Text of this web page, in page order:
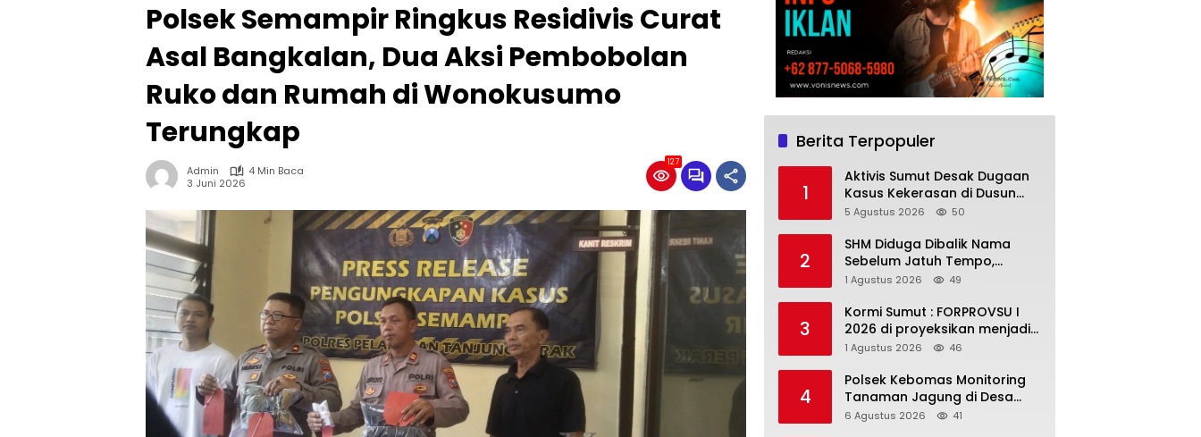
Polsek Semampir Ringkus Residivis Curat
Asal Bangkalan, Dua Aksi Pembobolan
Ruko dan Rumah di Wonokusumo
Terungkap
Admin
4 Min Baca
3 Juni 2026
127
Berita Terpopuler
1
Aktivis Sumut Desak Dugaan
Kasus Kekerasan di Dusun
Balakka, Desa Gunung
5 Agustus 2026 50
2
SHM Diduga Dibalik Nama
Sebelum Jatuh Tempo,
Warga Gresik Gugat
Somasi Kepala Desa
1 Agustus 2026 49
3
Kormi Sumut : FORPROVSU I
2026 di proyeksikan menjadi
ajang Festival Olahraga
terbanyak di Indonesia
1 Agustus 2026 46
4
Polsek Kebomas Monitoring
Tanaman Jagung di Desa
Kembangan, Perkuat
6 Agustus 2026 41